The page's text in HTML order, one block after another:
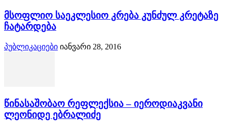
მსოფლიო საეკლესიო კრება კუნძულ კრეტაზე
ჩატარდება
პუბლიკაციები იანვარი 28, 2016
წინასაშობაო რეფლექსია – იეროდიაკვანი
ლეონიდე ებრალიძე